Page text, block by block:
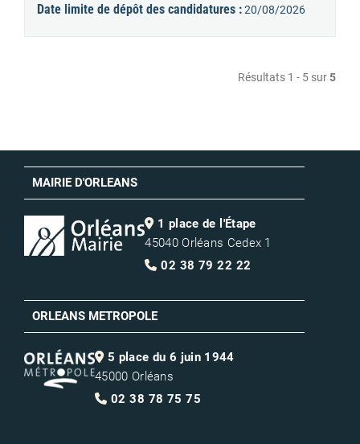
Date limite de dépôt des candidatures :20/08/2026
Résultats 1 - 5 sur5
MAIRIE D'ORLEANS
1 place de l'Étape
45040 Orléans Cedex 1
02 38 79 22 22
ORLEANS METROPOLE
5 place du 6 juin 1944
45000 Orléans
02 38 78 75 75